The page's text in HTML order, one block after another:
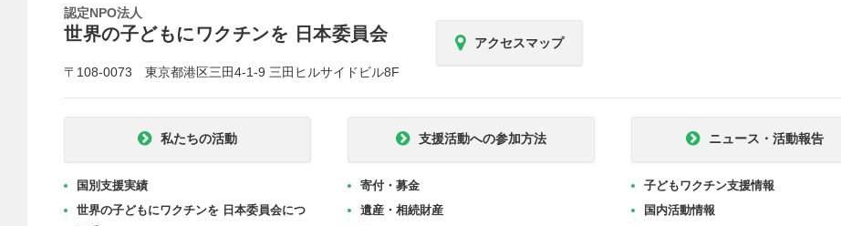
認定NPO法人
世界の子どもにワクチンを 日本委員会
〒108-0073 東京都港区三田4-1-9 三田ヒルサイドビル8F
アクセスマップ
私たちの活動
国別支援実績
世界の子どもにワクチンを 日本委員会につ
支援活動への参加方法
寄付・募金
遺産・相続財産
ニュース・活動報告
子どもワクチン支援情報
国内活動情報